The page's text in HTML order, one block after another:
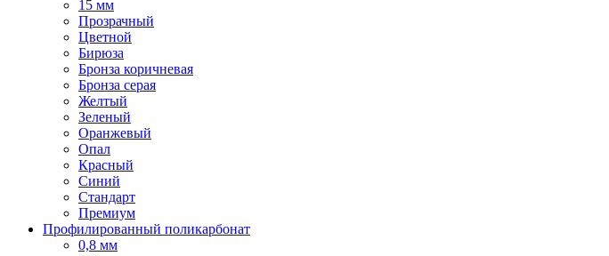
15 мм
Прозрачный
Цветной
Бирюза
Бронза коричневая
Бронза серая
Желтый
Зеленый
Оранжевый
Опал
Красный
Синий
Стандарт
Премиум
Профилированный поликарбонат
0,8 мм